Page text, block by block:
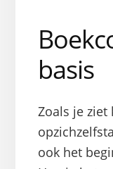
basis
Zoals je ziet
ook het